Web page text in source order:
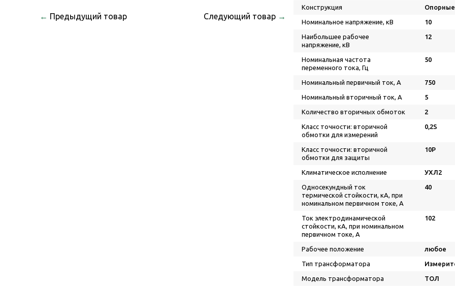
← Предыдущий товар Следующий товар →
Конструкция Опорные
Номинальное напряжение, кВ 10
Наибольшее рабочее
напряжение, кВ
12
Номинальная частота
переменного тока, Гц
50
Номинальный первичный ток, А 750
Номинальный вторичный ток, А 5
Количество вторичных обмоток 2
Класс точности: вторичной
обмотки для измерений
0,2S
Класс точности: вторичной
обмотки для защиты
10P
Климатическое исполнение УХЛ2
Односекундный ток
термической стойкости, кА, при
номинальном первичном токе, А
40
Ток электродинамической
стойкости, кА, при номинальном
первичном токе, А
102
Рабочее положение любое
Тип трансформатора
Модель трансформатора ТОЛ